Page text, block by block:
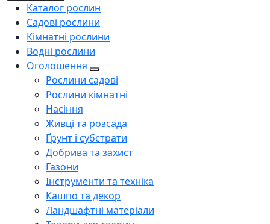
Каталог рослин
Садові рослини
Кімнатні рослини
Водні рослини
Оголошення
Рослини садові
Рослини кімнатні
Насіння
Живці та розсада
Ґрунт і субстрати
Добрива та захист
Газони
Інструменти та техніка
Кашпо та декор
Ландшафтні матеріали